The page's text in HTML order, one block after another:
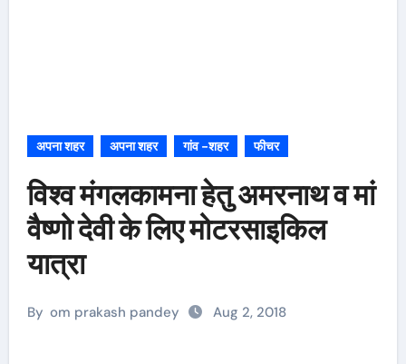
अपना शहर अपना शहर गांव -शहर फीचर
विश्व मंगलकामना हेतु अमरनाथ व मां
वैष्णो देवी के लिए मोटरसाइकिल
यात्रा
By om prakash pandey Aug 2, 2018